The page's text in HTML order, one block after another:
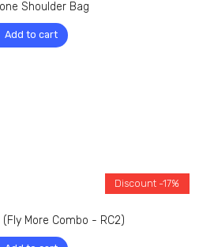
Add to cart
Discount -17%